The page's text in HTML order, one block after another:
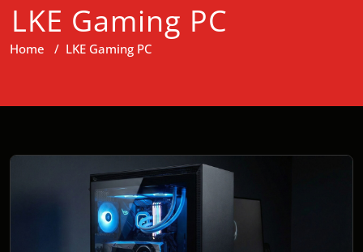
LKE Gaming PC
Home / LKE Gaming PC